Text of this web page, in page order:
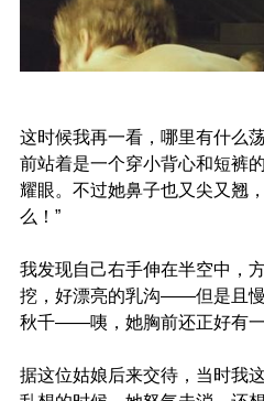
这时候我再一看，哪里有什么
前站着是一个穿小背心和短裤
耀眼。不过她鼻子也又尖又翘
么！”
我发现自己右手伸在半空中
挖，好漂亮的乳沟——但是且
秋千——咦，她胸前还正好有
据这位姑娘后来交待，当时我